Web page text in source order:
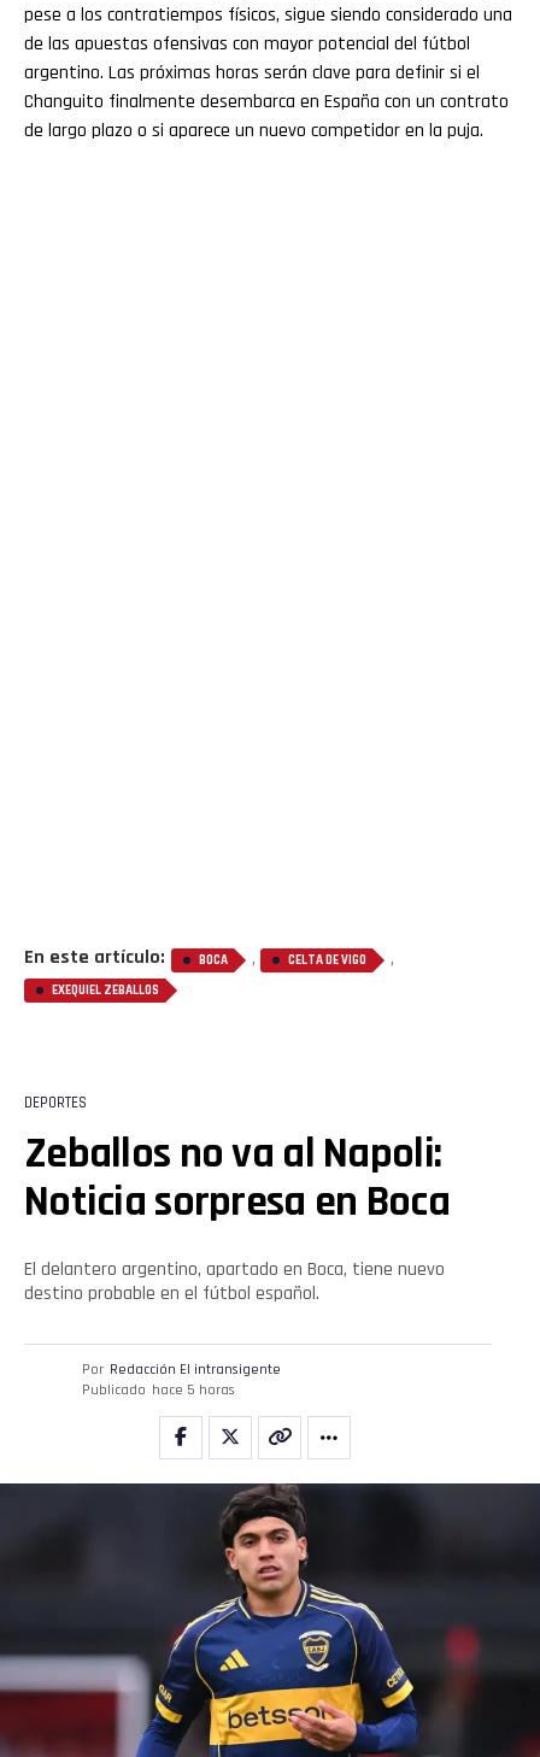
pese a los contratiempos físicos, sigue siendo considerado una
de las apuestas ofensivas con mayor potencial del fútbol
argentino. Las próximas horas serán clave para definir si el
Changuito finalmente desembarca en España con un contrato
de largo plazo o si aparece un nuevo competidor en la puja.
En este artículo: BOCA , CELTA DE VIGO ,
EXEQUIEL ZEBALLOS
DEPORTES
Zeballos no va al Napoli:
Noticia sorpresa en Boca
El delantero argentino, apartado en Boca, tiene nuevo
destino probable en el fútbol español.
Por Redacción El intransigente
Publicado hace 5 horas